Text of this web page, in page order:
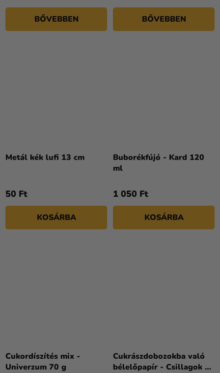
BŐVEBBEN BŐVEBBEN
Metál kék lufi 13 cm
50 Ft
KOSÁRBA
Buborékfújó - Kard 120
ml
1 050 Ft
KOSÁRBA
Cukordíszítés mix -
Univerzum 70 g
Cukrászdobozokba való
bélelőpapír - Csillagok 25